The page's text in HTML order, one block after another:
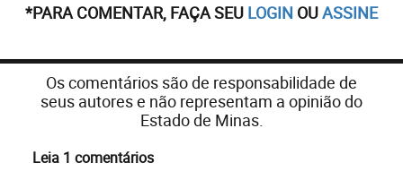
*PARA COMENTAR, FAÇA SEU LOGIN OUASSINE
Os comentários são de responsabilidade de
seus autores e não representam a opinião do
Estado de Minas.
Leia 1 comentários